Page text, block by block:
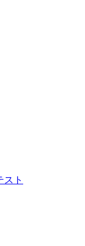
スト